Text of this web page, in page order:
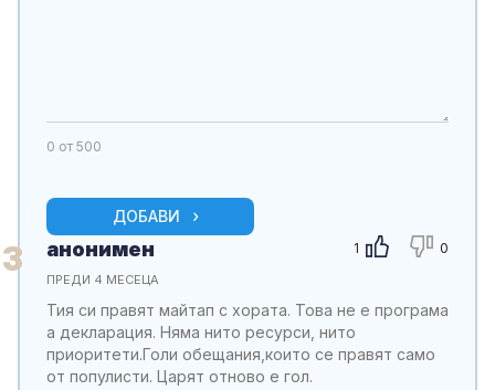
0 от 500
ДОБАВИ
3 1 0
анонимен
ПРЕДИ 4 МЕСЕЦА
Тия си правят майтап с хората. Това не е програма
а декларация. Няма нито ресурси, нито
приоритети.Голи обещания,които се правят само
от популисти. Царят отново е гол.